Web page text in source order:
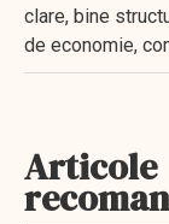
clare, bine
de economie,
Articole